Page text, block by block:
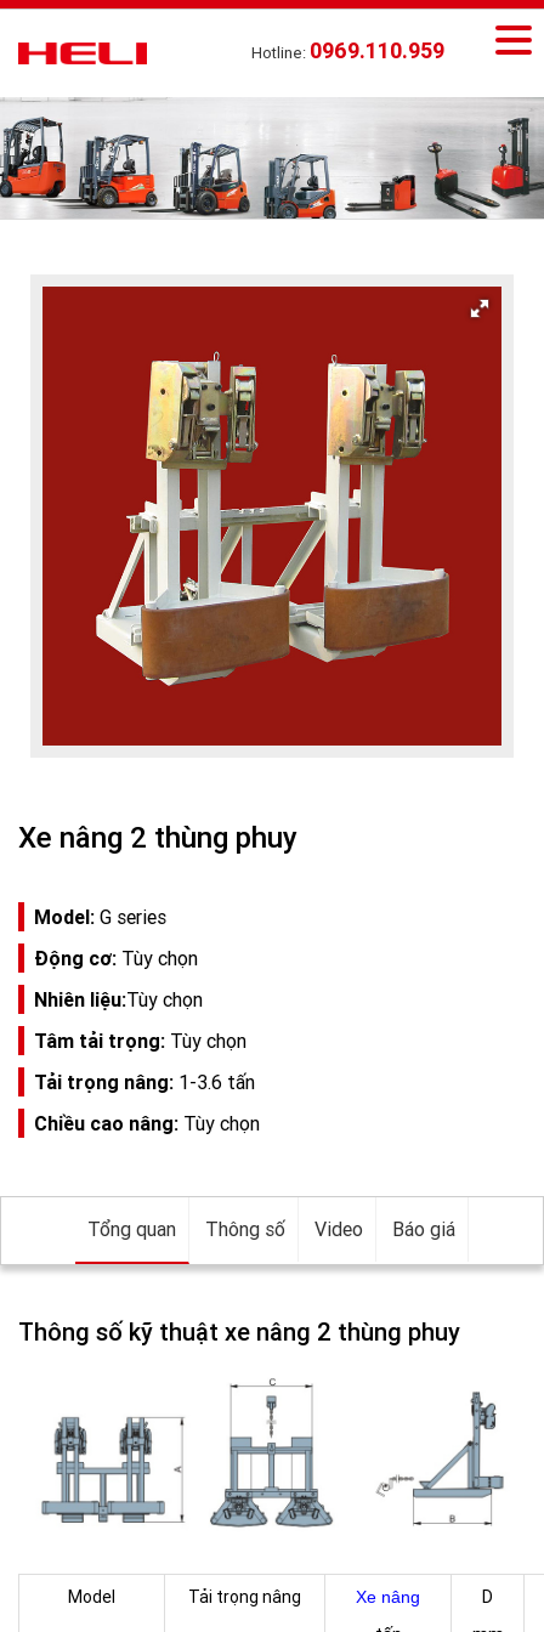
Hotline: 0969.110.959
Xe nâng 2 thùng phuy
Model: G series
Động cơ: Tùy chọn
Nhiên liệu:Tùy chọn
Tâm tải trọng: Tùy chọn
Tải trọng nâng: 1-3.6 tấn
Chiều cao nâng: Tùy chọn
Tổng quan Thông số Video Báo giá
Thông số kỹ thuật xe nâng 2 thùng phuy
Model Tải trọng nâng Xe nâng
D